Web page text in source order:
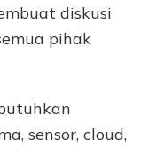
diskusi
pihak
sensor, cloud,